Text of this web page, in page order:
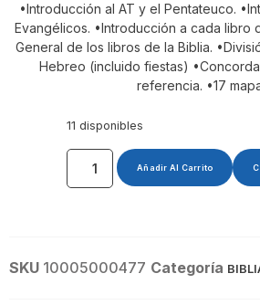
•Introducción al AT y el Pentateuco.
Evangélicos. •Introducción a cada libro
General de los libros de la Biblia.
Hebreo (incluido fiestas)
referencia. •17
11 disponibles
Añadir Al Carrito
SKU 10005000477 Categoría